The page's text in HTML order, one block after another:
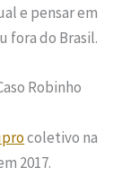
e pensar em
fora do Brasil.
Robinho
coletivo na
2017.